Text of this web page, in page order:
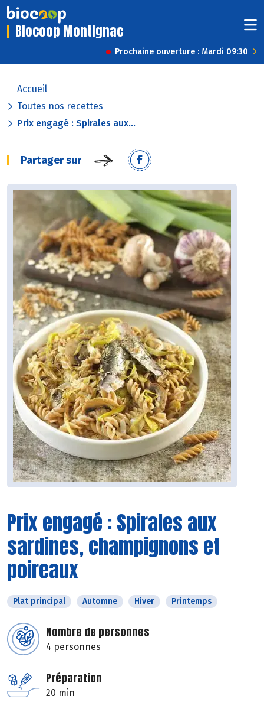
Biocoop Montignac
Prochaine ouverture : Mardi 09:30
Accueil
Toutes nos recettes
Prix engagé : Spirales aux...
Partager sur
Prix engagé : Spirales aux
sardines, champignons et
poireaux
Plat principal Automne Hiver Printemps
Nombre de personnes
4 personnes
Préparation
20 min